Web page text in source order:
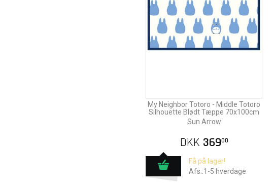
My Neighbor Totoro - Middle Totoro
Silhouette Blødt Tæppe 70x100cm
Sun Arrow
DKK 36900
Få på lager!
Afs.:1-5 hverdage